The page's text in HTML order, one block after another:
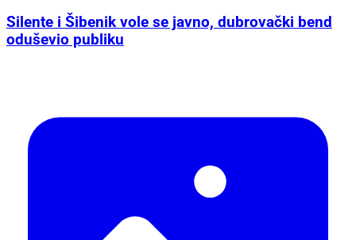
Silente i Šibenik vole se javno, dubrovački bend
oduševio publiku